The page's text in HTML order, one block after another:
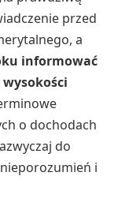
przed
a
informować
wysokości
o dochodach
do
i